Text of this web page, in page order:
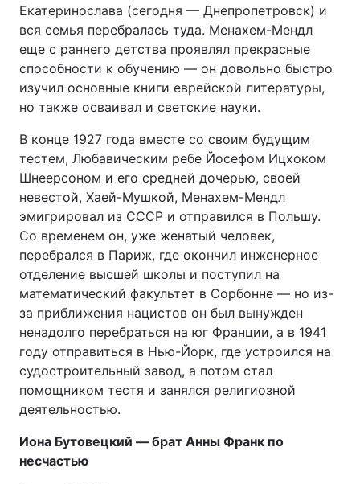
Екатеринослава (сегодня — Днепропетровск) и
вся семья перебралась туда. Менахем-Мендл
еще с раннего детства проявлял прекрасные
способности к обучению — он довольно быстро
изучил основные книги еврейской литературы,
но также осваивал и светские науки.
В конце 1927 года вместе со своим будущим
тестем, Любавическим ребе Йосефом Ицхоком
Шнеерсоном и его средней дочерью, своей
невестой, Хаей-Мушкой, Менахем-Мендл
эмигрировал из СССР и отправился в Польшу.
Со временем он, уже женатый человек,
перебрался в Париж, где окончил инженерное
отделение высшей школы и поступил на
математический факультет в Сорбонне — но из-
за приближения нацистов он был вынужден
ненадолго перебраться на юг Франции, а в 1941
году отправиться в Нью-Йорк, где устроился на
судостроительный завод, а потом стал
помощником тестя и занялся религиозной
деятельностью.
Иона Бутовецкий — брат Анны Франк по
несчастью